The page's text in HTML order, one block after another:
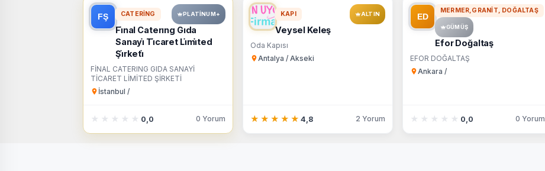
CATERING PLATINUM+
Fi̇nal Caterıng Gıda
Sanayi̇ Ti̇caret Li̇mi̇ted
Şi̇rketi̇
FİNAL CATERING GIDA SANAYİ
TİCARET LİMİTED ŞİRKETİ
İstanbul /
★★★★★
★★★★★ 0,0 0 Yorum
KAPI ALTIN
Veysel Keleş
Oda Kapısı
Antalya / Akseki
★★★★★
★★★★★ 4,8 2 Yorum
MERMER,GRANIT, DOĞALTAŞ
GÜMÜŞ
Efor Doğaltaş
EFOR DOĞALTAŞ
Ankara /
★★★★★
★★★★★ 0,0 0 Yorum